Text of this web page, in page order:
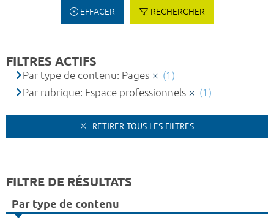
EFFACER RECHERCHER
FILTRES ACTIFS
Par type de contenu: Pages
(1)
Par rubrique: Espace professionnels
(1)
RETIRER TOUS LES FILTRES
FILTRE DE RÉSULTATS
Par type de contenu